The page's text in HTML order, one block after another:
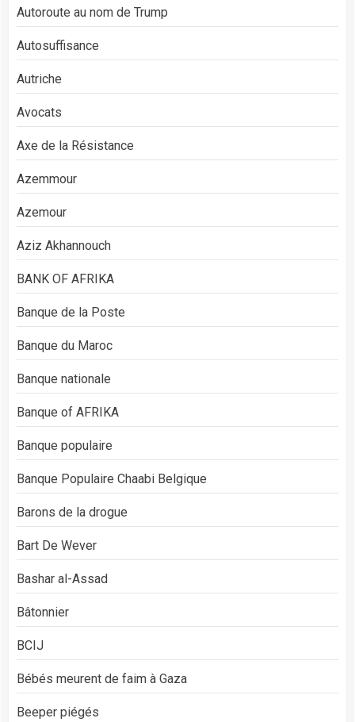
Autoroute au nom de Trump
Autosuffisance
Autriche
Avocats
Axe de la Résistance
Azemmour
Azemour
Aziz Akhannouch
BANK OF AFRIKA
Banque de la Poste
Banque du Maroc
Banque nationale
Banque of AFRIKA
Banque populaire
Banque Populaire Chaabi Belgique
Barons de la drogue
Bart De Wever
Bashar al-Assad
Bâtonnier
BCIJ
Bébés meurent de faim à Gaza
Beeper piégés